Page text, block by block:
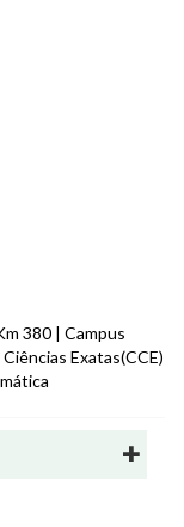
380 | Campus
Exatas(CCE)